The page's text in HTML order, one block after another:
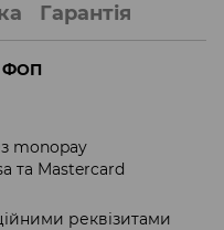
Гарантія
ФОП
monopay
та Mastercard
реквізитами